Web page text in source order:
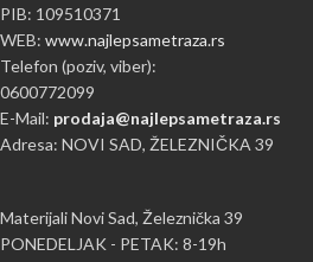
PIB: 109510371
WEB: www.najlepsametraza.rs
Telefon (poziv, viber):
0600772099
E-Mail: prodaja@najlepsametraza.rs
Adresa: NOVI SAD, ŽELEZNIČKA 39
Materijali Novi Sad, Železnička 39
PONEDELJAK - PETAK: 8-19h